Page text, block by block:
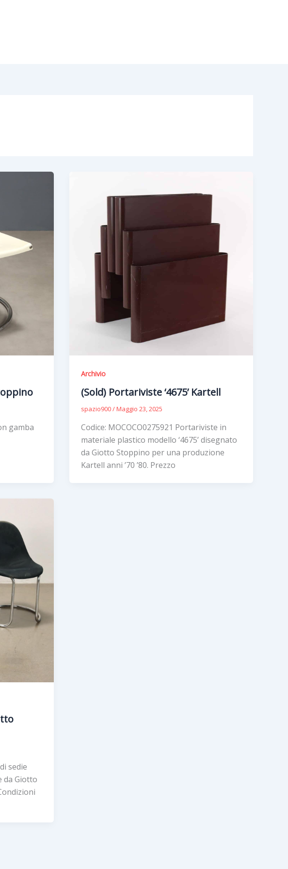
gamba
Archivio
(Sold) Portariviste ‘4675’ Kartell
spazio900/Maggio 23, 2025
Codice: MOCOCO0275921 Portariviste in
materiale plastico modello ‘4675’ disegnato
da Giotto Stoppino per una produzione
Kartell anni ’70 ’80. Prezzo
sedie
da Giotto